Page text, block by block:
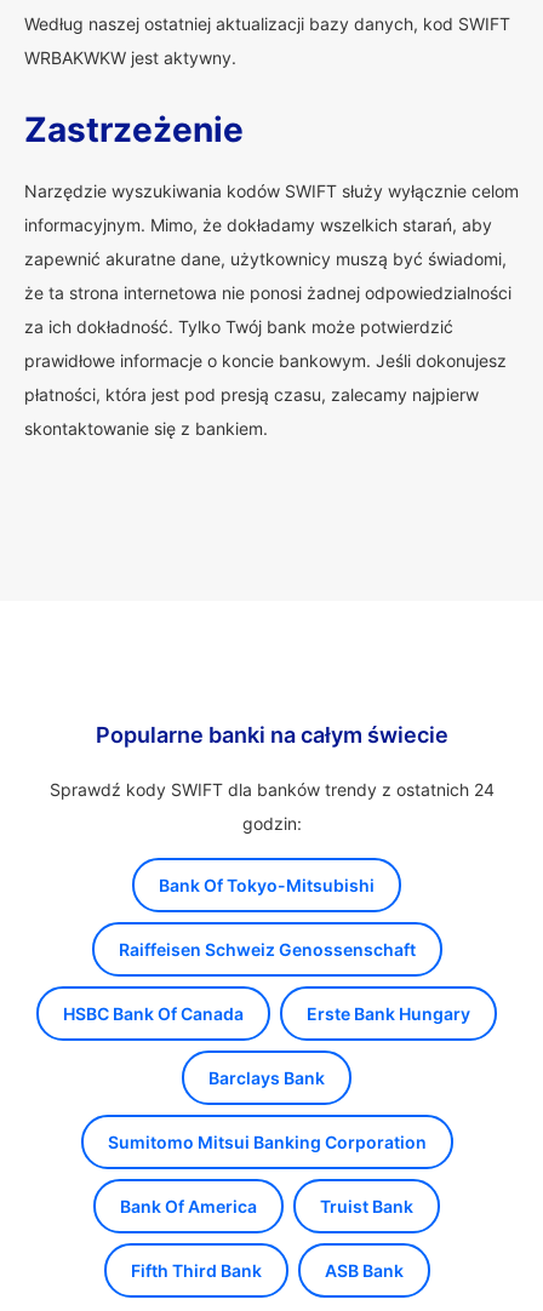
Według naszej ostatniej aktualizacji bazy danych, kod SWIFT
WRBAKWKW jest aktywny.
Zastrzeżenie
Narzędzie wyszukiwania kodów SWIFT służy wyłącznie celom
informacyjnym. Mimo, że dokładamy wszelkich starań, aby
zapewnić akuratne dane, użytkownicy muszą być świadomi,
że ta strona internetowa nie ponosi żadnej odpowiedzialności
za ich dokładność. Tylko Twój bank może potwierdzić
prawidłowe informacje o koncie bankowym. Jeśli dokonujesz
płatności, która jest pod presją czasu, zalecamy najpierw
skontaktowanie się z bankiem.
Popularne banki na całym świecie
Sprawdź kody SWIFT dla banków trendy z ostatnich 24
godzin:
Bank Of Tokyo-Mitsubishi
Raiffeisen Schweiz Genossenschaft
HSBC Bank Of Canada Erste Bank Hungary
Barclays Bank
Sumitomo Mitsui Banking Corporation
Bank Of America Truist Bank
Fifth Third Bank ASB Bank